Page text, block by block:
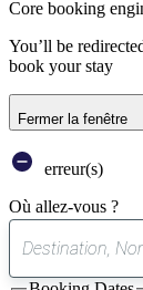
Core booking
You’ll be
book your stay
Fermer la fenêtre
erreur(s)
Où allez-vous ?